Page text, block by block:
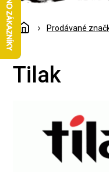
DomůProdávané
Tilak